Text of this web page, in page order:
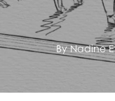
By Nadine